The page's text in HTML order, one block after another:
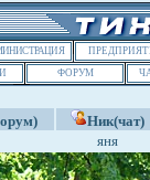
ФОРУМ
Ник(чат)
яня